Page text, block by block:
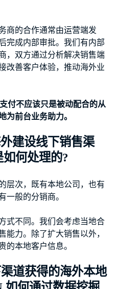
商的合作通常由运营端发
完成内部审批。我们有内部
，双方通过分析解决销售端
改善客户体验，推动海外业
付不应该只是被动配合的从
为前台业务助力。
建设线下销售渠
何处理的?
层次，既有本地公司，也有
一般的分销商。
式不同。我们会考虑当地合
能力。除了扩大销售以外，
的本地客户信息。
道获得的海外本地